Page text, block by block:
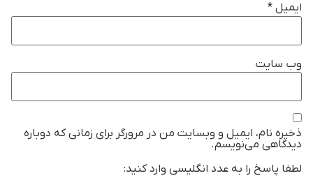
ایمیل *
وب‌ سایت
ذخیره نام، ایمیل و وبسایت من در مرورگر برای زمانی که دوباره
دیدگاهی می‌نویسم.
لطفا پاسخ را به عدد انگلیسی وارد کنید: